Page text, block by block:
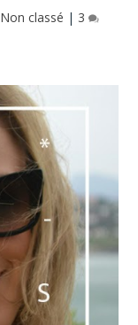
Non classé | 3